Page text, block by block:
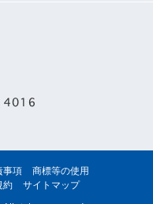
事項
商標等の使用
約
サイトマップ